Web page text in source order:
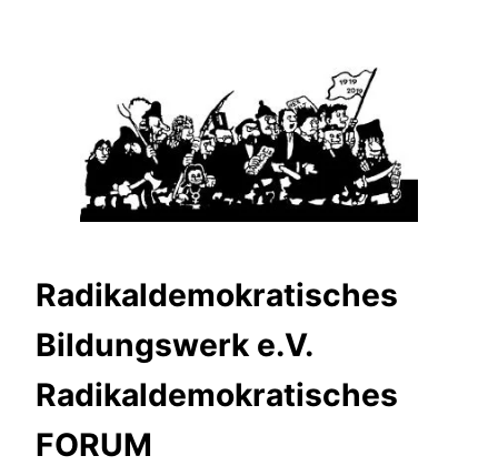
Radikaldemokratisches
Bildungswerk e.V.
Radikaldemokratisches
FORUM